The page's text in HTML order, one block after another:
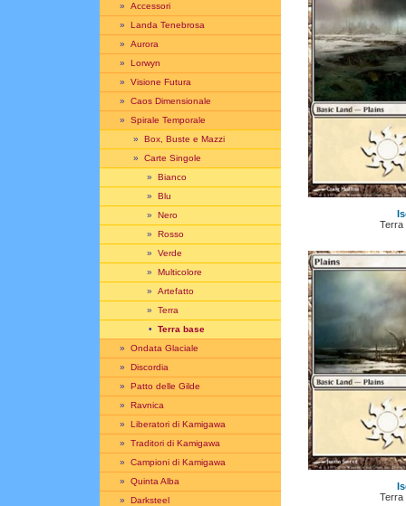
» Accessori
» Landa Tenebrosa
» Aurora
» Lorwyn
» Visione Futura
» Caos Dimensionale
» Spirale Temporale
» Box, Buste e Mazzi
» Carte Singole
» Bianco
» Blu
» Nero
» Rosso
» Verde
» Multicolore
» Artefatto
» Terra
• Terra base
» Ondata Glaciale
» Discordia
» Patto delle Gilde
» Ravnica
» Liberatori di Kamigawa
» Traditori di Kamigawa
» Campioni di Kamigawa
» Quinta Alba
» Darksteel
Terra
Terra